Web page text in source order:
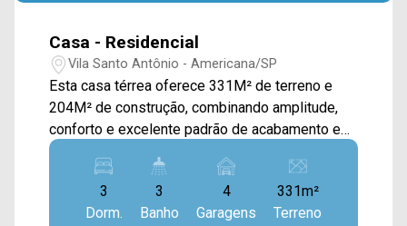
Casa - Residencial
Vila Santo Antônio - Americana/SP
Esta casa térrea oferece 331M² de terreno e
204M² de construção, combinando amplitude,
conforto e excelente padrão de acabamento em
uma localização privilegiada da cidade. O imóvel
conta com ampla sala de estar e sala de jantar
integradas, valorizadas pelo pé-direito duplo,
que proporciona maior sensação de espaço,
3
Dorm.
3
Banho
4
Garagens
331m²
Terreno